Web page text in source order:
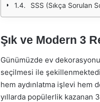
SSS (Sıkça Sorulan
Şık ve Modern 3
Günümüzde ev
seçilmesi ile
hem aydınlatma işlevi hem
yıllarda popülerlik kazanan